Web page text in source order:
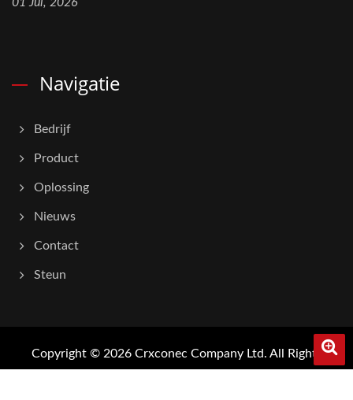
Navigatie
Bedrijf
Product
Oplossing
Nieuws
Contact
Steun
Copyright © 2026 Crxconec Company Ltd. All Rights